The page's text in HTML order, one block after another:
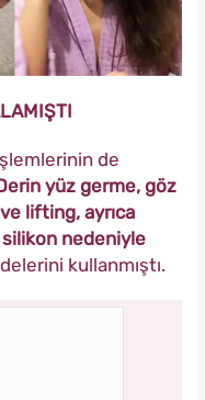
de
yüz germe, göz
lifting, ayrıca
silikon nedeniyle
kullanmıştı.